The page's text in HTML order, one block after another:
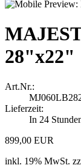
28"x22"
Art.Nr.:
Lieferzeit:
In 24
899,00 EUR
inkl. 19% MwSt.